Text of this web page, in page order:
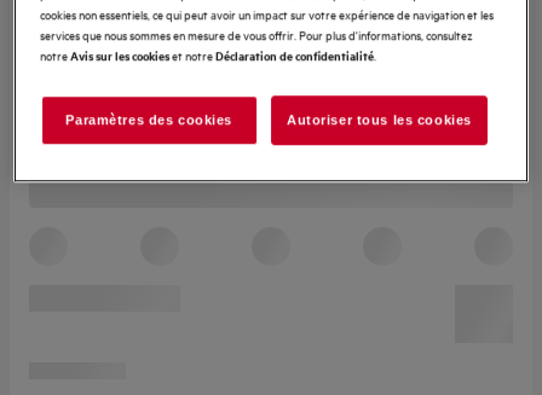
cookies non essentiels, ce qui peut avoir un impact sur votre expérience de navigation et les
services que nous sommes en mesure de vous offrir. Pour plus d'informations, consultez
notreAvis sur les cookieset notreDéclaration de confidentialité.
Paramètres des cookies Autoriser tous les cookies